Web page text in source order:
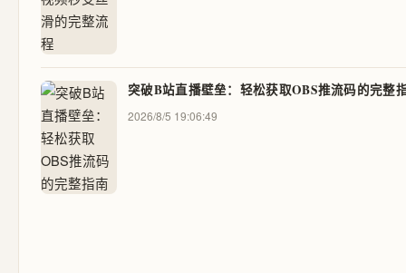
突破B站直播壁垒：轻松获取OBS推流码的完整
2026/8/5 19:06:49